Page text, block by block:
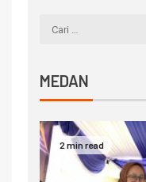
MEDAN
2 min read